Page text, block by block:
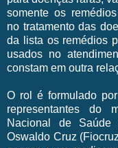
somente os
no tratamento das
da lista os remédios
usados no
constam em outra
O rol é formulado
representantes do
Nacional de Saúde
Oswaldo Cruz